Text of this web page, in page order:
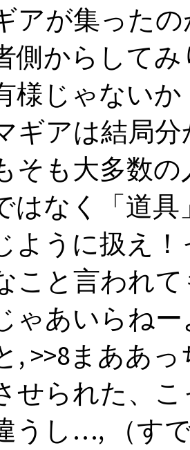
アが集った
側からして
様じゃない
ギアは結局
も大多数の
はなく「道
ように扱え
こと言われ
ゃあいらね
, >>8まああ
せられた、
うし…, （す